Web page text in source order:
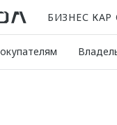
БИЗНЕС КАР